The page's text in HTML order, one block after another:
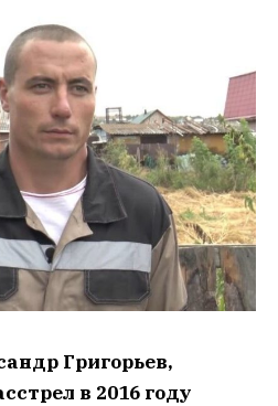
Григорьев,
в 2016 году